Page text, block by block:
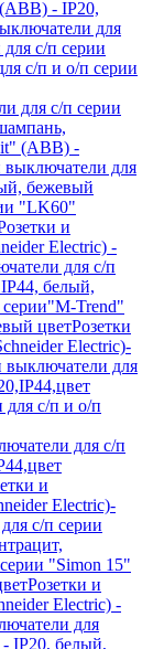
- IP20,
для
с/п серии
с/п и о/п серии
для с/п серии
(ABB) -
выключатели для
бежевый
"LK60"
и
Electric) -
для с/п
белый,
серии"M-Trend"
цветРозетки
Electric)-
выключатели для
для с/п и о/п
для с/п
и
Electric)-
с/п серии
"Simon 15"
Розетки и
Electric) -
для
IP20, белый,